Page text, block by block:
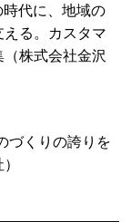
時代に、地域の
る。カスタマ
株式会社金沢
づくりの誇りを